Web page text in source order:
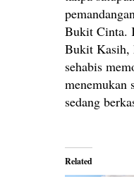
Bukit Cinta.
Bukit Kasih,
sehabis
menemukan
sedang
Related